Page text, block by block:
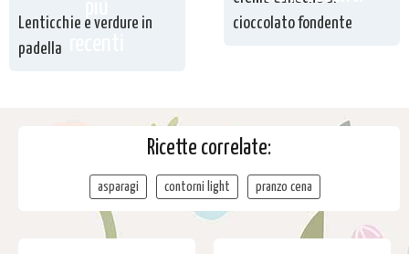
Lenticchie e verdure in
padella
cioccolato fondente
Ricette correlate:
asparagi contorni light pranzo cena